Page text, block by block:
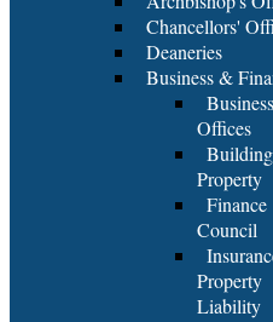
Chancellors'
Deaneries
Business &
Business
Offices
Property
Finance
Council
Property
Liability